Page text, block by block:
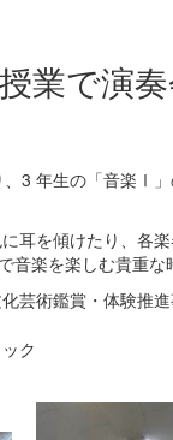
業で演
3 年生の「音楽Ⅰ
耳を傾けたり、各
楽を楽しむ貴重な
芸術鑑賞・体験推
ク